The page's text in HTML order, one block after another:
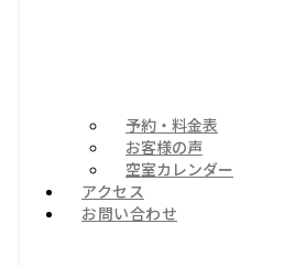
予約・料金表
お客様の声
空室カレンダー
アクセス
お問い合わせ